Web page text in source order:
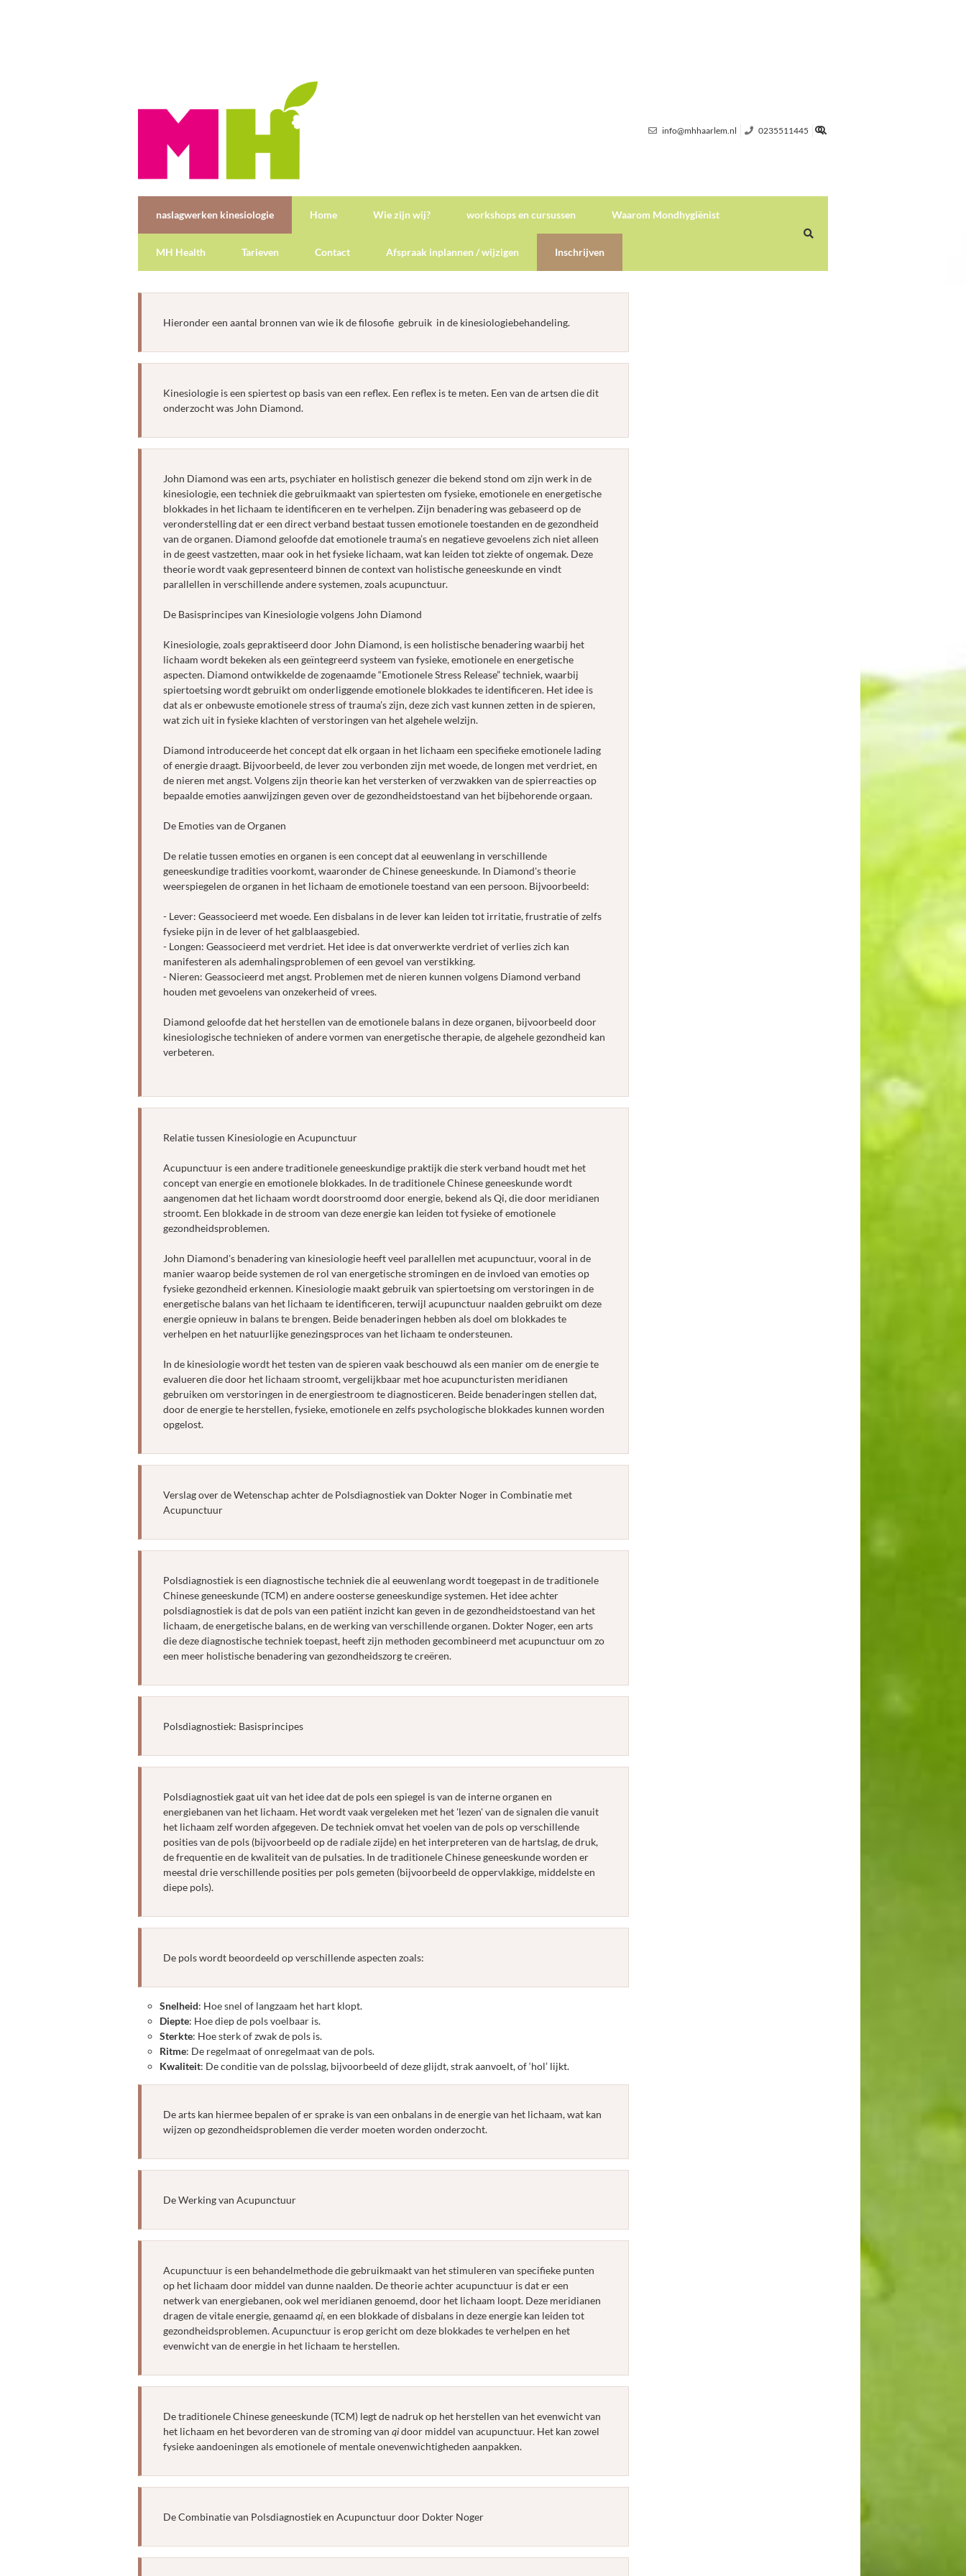
info@mhhaarlem.nl 0235511445
naslagwerken kinesiologie Home Wie zijn wij? workshops en cursussen Waarom Mondhygiënist
MH Health Tarieven Contact Afspraak inplannen / wijzigen Inschrijven
Hieronder een aantal bronnen van wie ik de filosofie gebruik in de kinesiologiebehandeling.
Kinesiologie is een spiertest op basis van een reflex. Een reflex is te meten. Een van de artsen die dit
onderzocht was John Diamond.
John Diamond was een arts, psychiater en holistisch genezer die bekend stond om zijn werk in de
kinesiologie, een techniek die gebruikmaakt van spiertesten om fysieke, emotionele en energetische
blokkades in het lichaam te identificeren en te verhelpen. Zijn benadering was gebaseerd op de
veronderstelling dat er een direct verband bestaat tussen emotionele toestanden en de gezondheid
van de organen. Diamond geloofde dat emotionele trauma’s en negatieve gevoelens zich niet alleen
in de geest vastzetten, maar ook in het fysieke lichaam, wat kan leiden tot ziekte of ongemak. Deze
theorie wordt vaak gepresenteerd binnen de context van holistische geneeskunde en vindt
parallellen in verschillende andere systemen, zoals acupunctuur.
De Basisprincipes van Kinesiologie volgens John Diamond
Kinesiologie, zoals gepraktiseerd door John Diamond, is een holistische benadering waarbij het
lichaam wordt bekeken als een geïntegreerd systeem van fysieke, emotionele en energetische
aspecten. Diamond ontwikkelde de zogenaamde “Emotionele Stress Release” techniek, waarbij
spiertoetsing wordt gebruikt om onderliggende emotionele blokkades te identificeren. Het idee is
dat als er onbewuste emotionele stress of trauma’s zijn, deze zich vast kunnen zetten in de spieren,
wat zich uit in fysieke klachten of verstoringen van het algehele welzijn.
Diamond introduceerde het concept dat elk orgaan in het lichaam een specifieke emotionele lading
of energie draagt. Bijvoorbeeld, de lever zou verbonden zijn met woede, de longen met verdriet, en
de nieren met angst. Volgens zijn theorie kan het versterken of verzwakken van de spierreacties op
bepaalde emoties aanwijzingen geven over de gezondheidstoestand van het bijbehorende orgaan.
De Emoties van de Organen
De relatie tussen emoties en organen is een concept dat al eeuwenlang in verschillende
geneeskundige tradities voorkomt, waaronder de Chinese geneeskunde. In Diamond's theorie
weerspiegelen de organen in het lichaam de emotionele toestand van een persoon. Bijvoorbeeld:
- Lever: Geassocieerd met woede. Een disbalans in de lever kan leiden tot irritatie, frustratie of zelfs
fysieke pijn in de lever of het galblaasgebied.
- Longen: Geassocieerd met verdriet. Het idee is dat onverwerkte verdriet of verlies zich kan
manifesteren als ademhalingsproblemen of een gevoel van verstikking.
- Nieren: Geassocieerd met angst. Problemen met de nieren kunnen volgens Diamond verband
houden met gevoelens van onzekerheid of vrees.
Diamond geloofde dat het herstellen van de emotionele balans in deze organen, bijvoorbeeld door
kinesiologische technieken of andere vormen van energetische therapie, de algehele gezondheid kan
verbeteren.
Relatie tussen Kinesiologie en Acupunctuur
Acupunctuur is een andere traditionele geneeskundige praktijk die sterk verband houdt met het
concept van energie en emotionele blokkades. In de traditionele Chinese geneeskunde wordt
aangenomen dat het lichaam wordt doorstroomd door energie, bekend als Qi, die door meridianen
stroomt. Een blokkade in de stroom van deze energie kan leiden tot fysieke of emotionele
gezondheidsproblemen.
John Diamond's benadering van kinesiologie heeft veel parallellen met acupunctuur, vooral in de
manier waarop beide systemen de rol van energetische stromingen en de invloed van emoties op
fysieke gezondheid erkennen. Kinesiologie maakt gebruik van spiertoetsing om verstoringen in de
energetische balans van het lichaam te identificeren, terwijl acupunctuur naalden gebruikt om deze
energie opnieuw in balans te brengen. Beide benaderingen hebben als doel om blokkades te
verhelpen en het natuurlijke genezingsproces van het lichaam te ondersteunen.
In de kinesiologie wordt het testen van de spieren vaak beschouwd als een manier om de energie te
evalueren die door het lichaam stroomt, vergelijkbaar met hoe acupuncturisten meridianen
gebruiken om verstoringen in de energiestroom te diagnosticeren. Beide benaderingen stellen dat,
door de energie te herstellen, fysieke, emotionele en zelfs psychologische blokkades kunnen worden
opgelost.
Verslag over de Wetenschap achter de Polsdiagnostiek van Dokter Noger in Combinatie met
Acupunctuur
Polsdiagnostiek is een diagnostische techniek die al eeuwenlang wordt toegepast in de traditionele
Chinese geneeskunde (TCM) en andere oosterse geneeskundige systemen. Het idee achter
polsdiagnostiek is dat de pols van een patiënt inzicht kan geven in de gezondheidstoestand van het
lichaam, de energetische balans, en de werking van verschillende organen. Dokter Noger, een arts
die deze diagnostische techniek toepast, heeft zijn methoden gecombineerd met acupunctuur om zo
een meer holistische benadering van gezondheidszorg te creëren.
Polsdiagnostiek: Basisprincipes
Polsdiagnostiek gaat uit van het idee dat de pols een spiegel is van de interne organen en
energiebanen van het lichaam. Het wordt vaak vergeleken met het 'lezen' van de signalen die vanuit
het lichaam zelf worden afgegeven. De techniek omvat het voelen van de pols op verschillende
posities van de pols (bijvoorbeeld op de radiale zijde) en het interpreteren van de hartslag, de druk,
de frequentie en de kwaliteit van de pulsaties. In de traditionele Chinese geneeskunde worden er
meestal drie verschillende posities per pols gemeten (bijvoorbeeld de oppervlakkige, middelste en
diepe pols).
De pols wordt beoordeeld op verschillende aspecten zoals:
Snelheid: Hoe snel of langzaam het hart klopt.
Diepte: Hoe diep de pols voelbaar is.
Sterkte: Hoe sterk of zwak de pols is.
Ritme: De regelmaat of onregelmaat van de pols.
Kwaliteit: De conditie van de polsslag, bijvoorbeeld of deze glijdt, strak aanvoelt, of ‘hol’ lijkt.
De arts kan hiermee bepalen of er sprake is van een onbalans in de energie van het lichaam, wat kan
wijzen op gezondheidsproblemen die verder moeten worden onderzocht.
De Werking van Acupunctuur
Acupunctuur is een behandelmethode die gebruikmaakt van het stimuleren van specifieke punten
op het lichaam door middel van dunne naalden. De theorie achter acupunctuur is dat er een
netwerk van energiebanen, ook wel meridianen genoemd, door het lichaam loopt. Deze meridianen
dragen de vitale energie, genaamd qi, en een blokkade of disbalans in deze energie kan leiden tot
gezondheidsproblemen. Acupunctuur is erop gericht om deze blokkades te verhelpen en het
evenwicht van de energie in het lichaam te herstellen.
De traditionele Chinese geneeskunde (TCM) legt de nadruk op het herstellen van het evenwicht van
het lichaam en het bevorderen van de stroming van qidoor middel van acupunctuur. Het kan zowel
fysieke aandoeningen als emotionele of mentale onevenwichtigheden aanpakken.
De Combinatie van Polsdiagnostiek en Acupunctuur door Dokter Noger